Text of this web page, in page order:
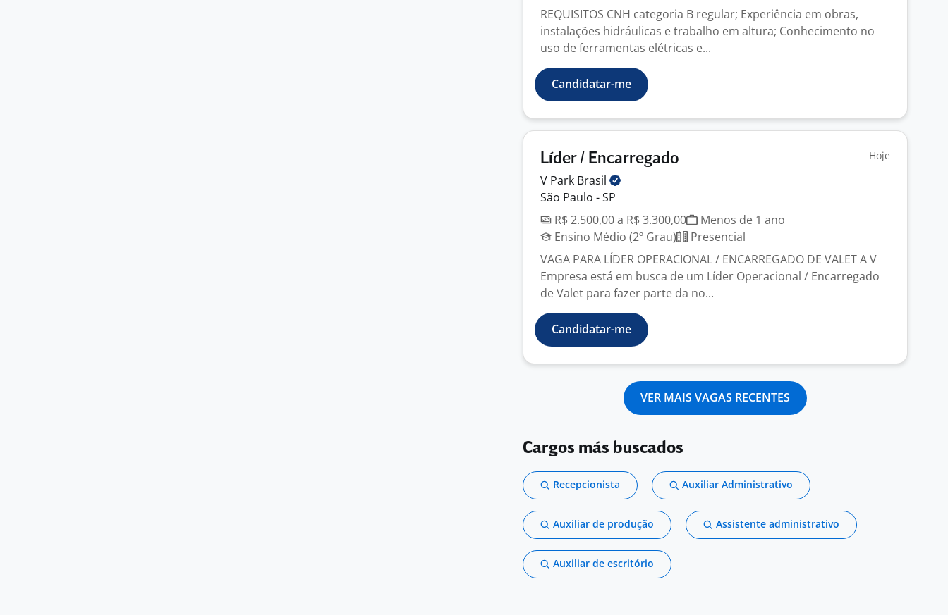
REQUISITOS CNH categoria B regular; Experiência em obras,
instalações hidráulicas e trabalho em altura; Conhecimento no
uso de ferramentas elétricas e...
Candidatar-me
Líder / Encarregado Hoje
V Park Brasil
São Paulo - SP
R$ 2.500,00 a R$ 3.300,00
Menos de 1 ano
Ensino Médio (2º Grau)
Presencial
VAGA PARA LÍDER OPERACIONAL / ENCARREGADO DE VALET A V
Empresa está em busca de um Líder Operacional / Encarregado
de Valet para fazer parte da no...
Candidatar-me
VER MAIS VAGAS RECENTES
Cargos más buscados
Recepcionista Auxiliar Administrativo
Auxiliar de produção Assistente administrativo
Auxiliar de escritório